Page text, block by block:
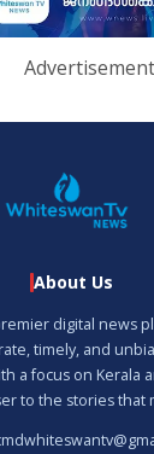
Advertisement
About Us
digital news
timely, and
a focus on Kerala
to the stories that